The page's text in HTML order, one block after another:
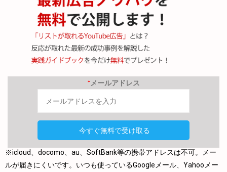
*メールアドレス
※icloud、docomo、au、SoftBank等の携帯アドレスは不可。メー
ルが届きにくいです。いつも使っているGoogleメール、Yahooメー